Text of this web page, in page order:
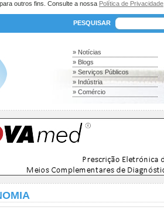
outros fins. Consulte a nossa Política de Privacidade
PESQUISAR
» Notícias
» Blogs
» Serviços Públicos
» Indústria
» Comércio